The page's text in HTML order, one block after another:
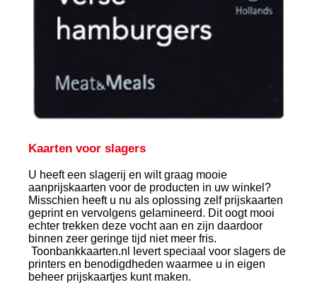
Kaarten voor slagers
U heeft een slagerij en wilt graag mooie
aanprijskaarten voor de producten in uw winkel?
Misschien heeft u nu als oplossing zelf prijskaarten
geprint en vervolgens gelamineerd. Dit oogt mooi
echter trekken deze vocht aan en zijn daardoor
binnen zeer geringe tijd niet meer fris.
Toonbankkaarten.nl levert speciaal voor slagers de
printers en benodigdheden waarmee u in eigen
beheer prijskaartjes kunt maken.